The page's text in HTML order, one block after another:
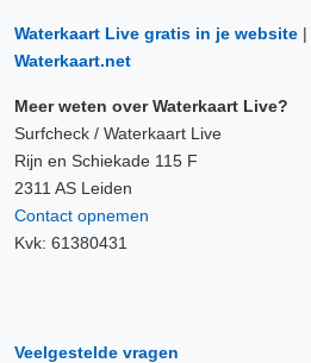
Waterkaart Live gratis in je website |
Waterkaart.net
Meer weten over Waterkaart Live?
Surfcheck / Waterkaart Live
Rijn en Schiekade 115 F
2311 AS Leiden
Contact opnemen
Kvk: 61380431
Veelgestelde vragen